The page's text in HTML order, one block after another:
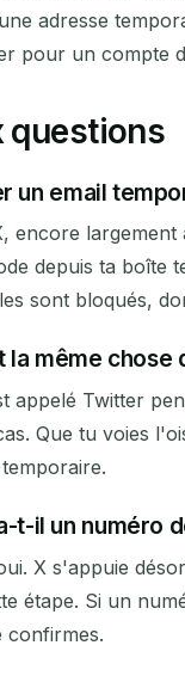
adresse
pour un compte
questions
un email
encore
depuis ta boîte
sont bloqués,
même chose
appelé Twitter
Que tu voies
t-il un numéro
X s'appuie
étape. Si un
confirmes.